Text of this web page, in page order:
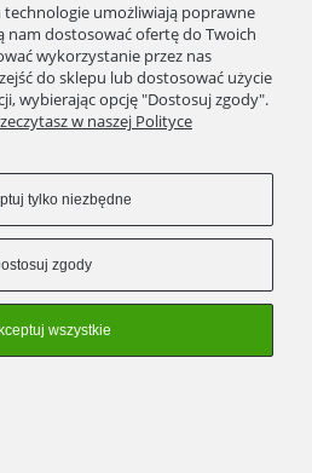
Shoper Premium
technologie umożliwiają poprawne
nam dostosować ofertę do Twoich
wykorzystanie przez nas
do sklepu lub dostosować użycie
wybierając opcję "Dostosuj zgody".
w naszej Polityce
tylko niezbędne
zgody
wszystkie